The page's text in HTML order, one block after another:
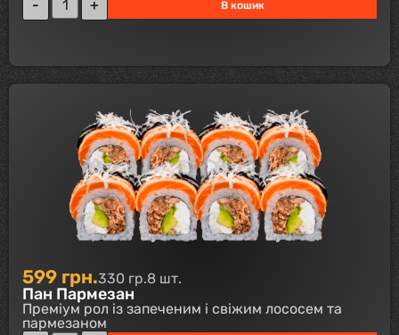
В кошик
599 грн.330 гр.8 шт.
Пан Пармезан
Преміум рол із запеченим і свіжим лососем та
пармезаном